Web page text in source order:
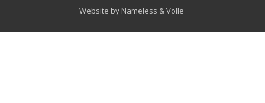
Website by Nameless &Volle'